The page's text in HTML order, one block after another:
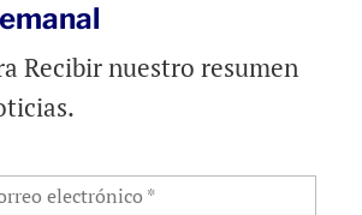
Recibir nuestro resumen